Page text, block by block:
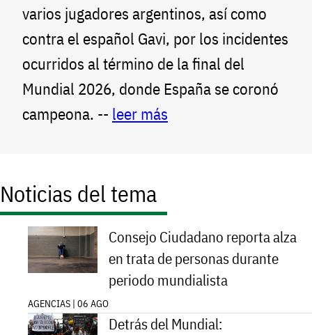
varios jugadores argentinos, así como
contra el español Gavi, por los incidentes
ocurridos al término de la final del
Mundial 2026, donde España se coronó
campeona. -- leer más
Noticias del tema
Consejo Ciudadano reporta alza
en trata de personas durante
periodo mundialista
AGENCIAS | 06 AGO
Detrás del Mundial: